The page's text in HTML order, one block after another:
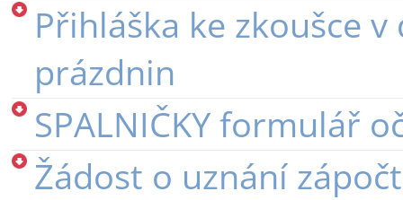
Přihláška ke zkoušce
prázdnin
SPALNIČKY formulář
Žádost o uznání